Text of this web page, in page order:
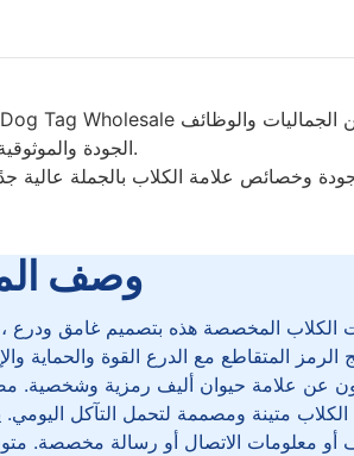
· الجودة والموثوقية هي الخصائص الأساسية للمنتج.
وصف
الكلاب المخصصة هذه بتصميم غامق ودرع
المتقاطع مع الدرع القوة والحماية
عن علامة حيوان أليف رمزية وشخصية.
متينة ومصممة لتحمل التآكل
أو معلومات الاتصال أو رسالة مخصصة.